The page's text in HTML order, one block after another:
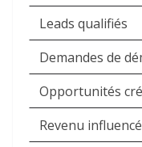
Leads qualifiés
Demandes de
Opportunités
Revenu influencé